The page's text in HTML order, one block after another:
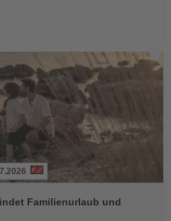
Familienurlaub und